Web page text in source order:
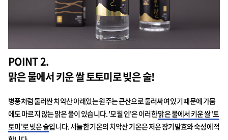
POINT 2.
맑은 물에서 키운 쌀 토토미로 빚은 술!
병풍처럼 둘러싼 치악산 아래있는 원주는 큰산으로 둘러싸여 있기 때문에 가뭄
에도 마르지 않는 맑은 물이 있습니다. '모월 인'은 이러한맑은 물에서 키운 쌀 '토
토미'로 빚은 술입니다. 서늘한 기온의 치악산 기온은 저온 장기발효와 숙성에 적